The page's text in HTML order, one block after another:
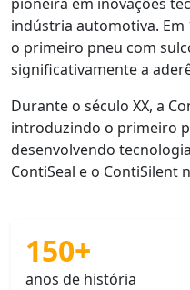
indústria automotiva. Em
o primeiro pneu com
significativamente a
Durante o século XX, a
introduzindo o primeiro
desenvolvendo
ContiSeal e o ContiSilent
150+
anos de história